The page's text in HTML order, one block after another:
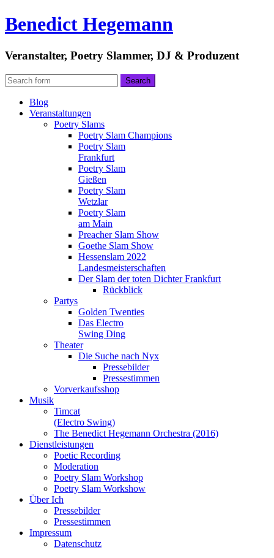
Benedict Hegemann
Veranstalter, Poetry Slammer, DJ & Produzent
Blog
Veranstaltungen
Poetry Slams
Poetry Slam Champions
Poetry Slam
Frankfurt
Poetry Slam
Gießen
Poetry Slam
Wetzlar
Poetry Slam
am Main
Preacher Slam Show
Goethe Slam Show
Hessenslam 2022
Landesmeisterschaften
Der Slam der toten Dichter Frankfurt
Rückblick
Partys
Golden Twenties
Das Electro
Swing Ding
Theater
Die Suche nach Nyx
Pressebilder
Pressestimmen
Vorverkaufsshop
Musik
Timcat
(Electro Swing)
The Benedict Hegemann Orchestra (2016)
Dienstleistungen
Poetic Recording
Moderation
Poetry Slam Workshop
Poetry Slam Workshow
Über Ich
Pressebilder
Pressestimmen
Impressum
Datenschutz